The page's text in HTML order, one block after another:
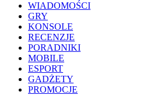
WIADOMOŚCI
GRY
KONSOLE
RECENZJE
PORADNIKI
MOBILE
ESPORT
GADŻETY
PROMOCJE